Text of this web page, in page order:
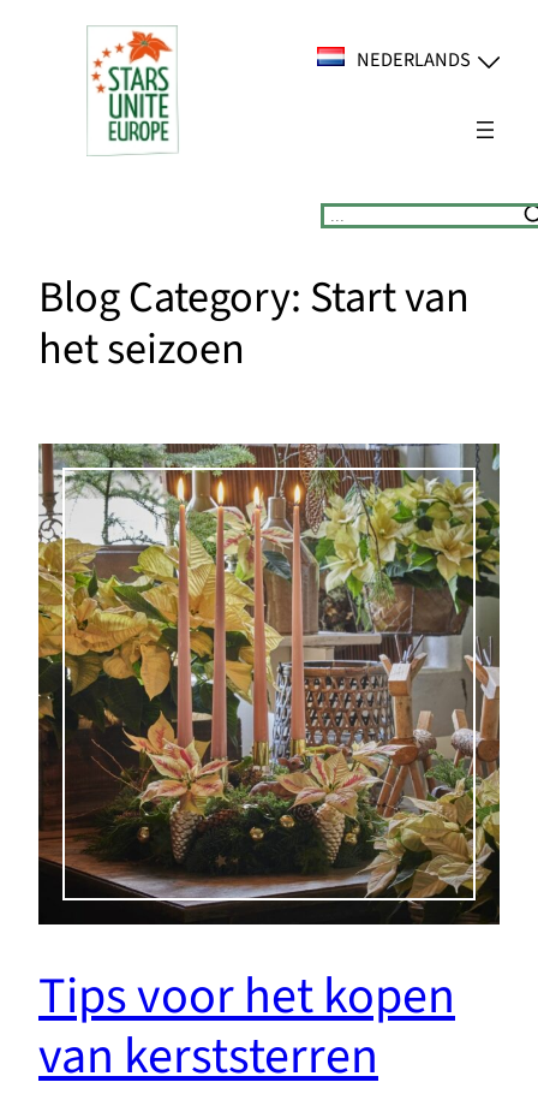
NEDERLANDS
Suchen
Blog Category:Start van
het seizoen
Tips voor het kopen
van kerststerren